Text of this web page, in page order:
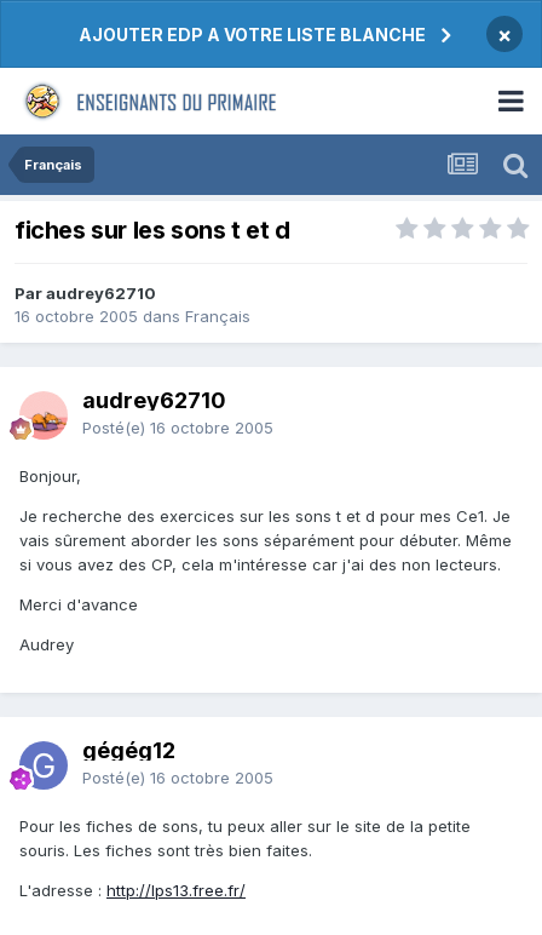
AJOUTER EDP A VOTRE LISTE BLANCHE ×
Français
fiches sur les sons t et d
Par audrey62710
16 octobre 2005 dans Français
audrey62710
Posté(e) 16 octobre 2005
Bonjour,
Je recherche des exercices sur les sons t et d pour mes Ce1. Je
vais sûrement aborder les sons séparément pour débuter. Même
si vous avez des CP, cela m'intéresse car j'ai des non lecteurs.
Merci d'avance
Audrey
gégég12
Posté(e) 16 octobre 2005
Pour les fiches de sons, tu peux aller sur le site de la petite
souris. Les fiches sont très bien faites.
L'adresse : http://lps13.free.fr/